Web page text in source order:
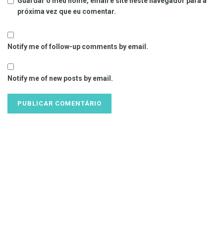
próxima vez que eu comentar.
Notify me of follow-up comments by email.
Notify me of new posts by email.